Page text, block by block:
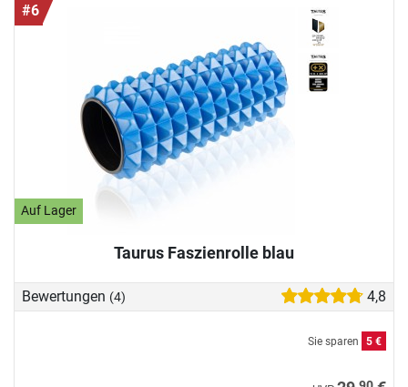
#6
Auf Lager
Taurus Faszienrolle blau
Bewertungen (4) 4,8
Sie sparen 5 €